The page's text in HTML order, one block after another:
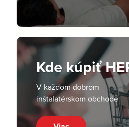
Kde kúpiť
V každom dobrom
inštalatérskom obchode